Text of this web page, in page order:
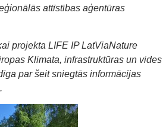
attīstības aģentūras
projekta LIFE IP LatViaNature
Klimata, infrastruktūras un vides
par šeit sniegtās informācijas